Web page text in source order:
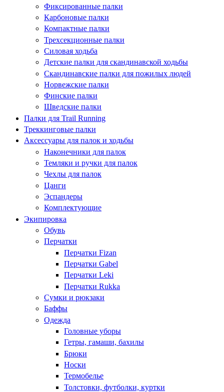
Фиксированные палки
Карбоновые палки
Компактные палки
Трехсекционные палки
Силовая ходьба
Детские палки для скандинавской ходьбы
Скандинавские палки для пожилых людей
Норвежские палки
Финские палки
Шведские палки
Палки для Trail Running
Треккинговые палки
Аксессуары для палок и ходьбы
Наконечники для палок
Темляки и ручки для палок
Чехлы для палок
Цанги
Эспандеры
Комплектующие
Экипировка
Обувь
Перчатки
Перчатки Fizan
Перчатки Gabel
Перчатки Leki
Перчатки Rukka
Сумки и рюкзаки
Баффы
Одежда
Головные уборы
Гетры, гамаши, бахилы
Брюки
Носки
Термобелье
Толстовки, футболки, куртки